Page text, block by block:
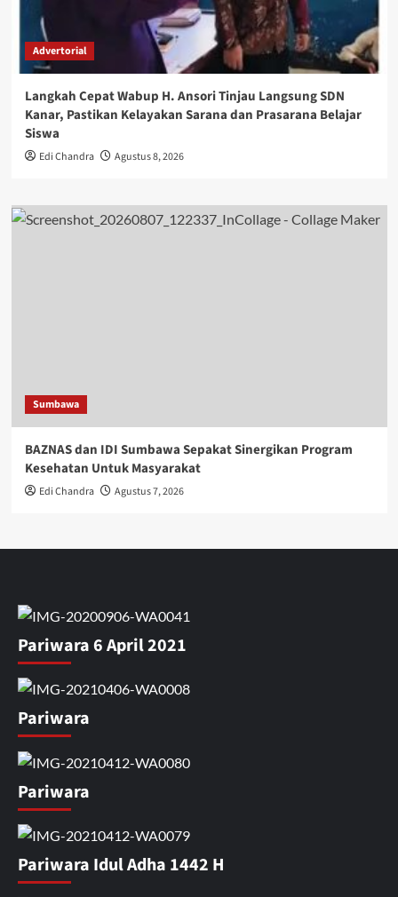
Advertorial
Langkah Cepat Wabup H. Ansori Tinjau Langsung SDN
Kanar, Pastikan Kelayakan Sarana dan Prasarana Belajar
Siswa
Edi Chandra Agustus 8, 2026
Sumbawa
BAZNAS dan IDI Sumbawa Sepakat Sinergikan Program
Kesehatan Untuk Masyarakat
Edi Chandra Agustus 7, 2026
Pariwara 6 April 2021
Pariwara
Pariwara
Pariwara Idul Adha 1442 H